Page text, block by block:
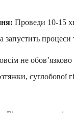
Проведи 10-15
процеси
не